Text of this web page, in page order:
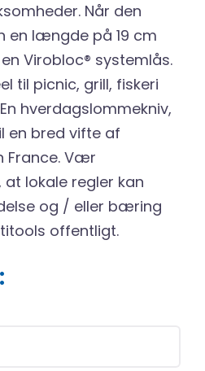
Når den
en længde på 19 cm
Virobloc® systemlås.
til picnic, grill, fiskeri
hverdagslommekniv,
en bred vifte af
France. Vær
lokale regler kan
og / eller bæring
offentligt.